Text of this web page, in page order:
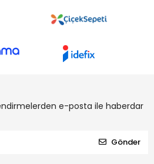
e-posta ile haberdar
Gönder